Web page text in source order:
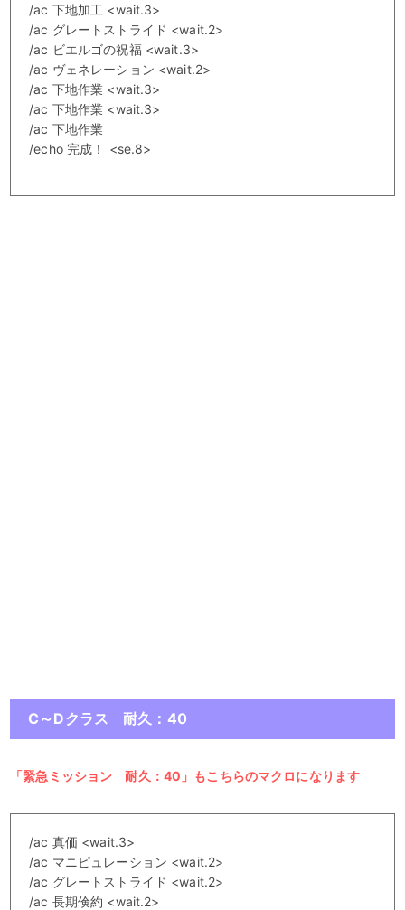
/ac 下地加工 <wait.3>
/ac グレートストライド <wait.2>
/ac ビエルゴの祝福 <wait.3>
/ac ヴェネレーション <wait.2>
/ac 下地作業 <wait.3>
/ac 下地作業 <wait.3>
/ac 下地作業
/echo 完成！ <se.8>
C～Dクラス 耐久：40
「緊急ミッション 耐久：40」もこちらのマクロになります
/ac 真価 <wait.3>
/ac マニピュレーション <wait.2>
/ac グレートストライド <wait.2>
/ac 長期倹約 <wait.2>